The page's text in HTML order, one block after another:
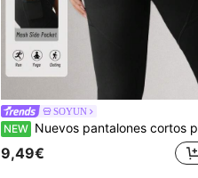
SOYUN
NEW Nuevos pantalones cortos para mujer de Soyun con bolsillos de malla y línea de cadera en forma de corazón, adecuados para actividades al aire libre, ocio diario, fitness y yoga
9,49€